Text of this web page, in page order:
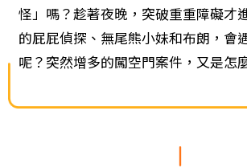
怪」嗎？趁著夜晚，突破重重障礙才
的屁屁偵探、無尾熊小妹和布朗，會
呢？突然增多的闖空門案件，又是怎